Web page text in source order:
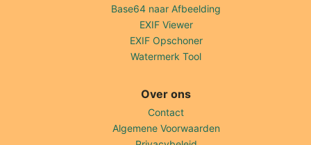
Base64 naar Afbeelding
EXIF Viewer
EXIF Opschoner
Watermerk Tool
Over ons
Contact
Algemene Voorwaarden